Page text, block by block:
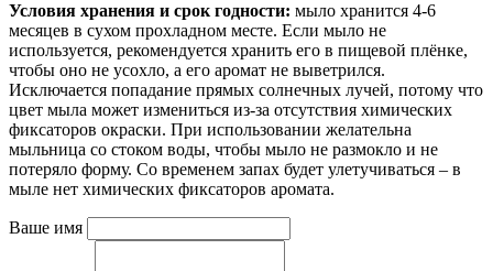
Условия хранения и срок годности: мыло хранится 4-6
месяцев в сухом прохладном месте. Если мыло не
используется, рекомендуется хранить его в пищевой плёнке,
чтобы оно не усохло, а его аромат не выветрился.
Исключается попадание прямых солнечных лучей, потому что
цвет мыла может измениться из-за отсутствия химических
фиксаторов окраски. При использовании желательна
мыльница со стоком воды, чтобы мыло не размокло и не
потеряло форму. Со временем запах будет улетучиваться – в
мыле нет химических фиксаторов аромата.
Ваше имя